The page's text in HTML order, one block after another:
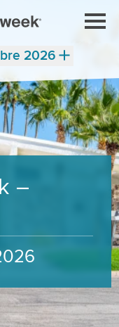
2026
–